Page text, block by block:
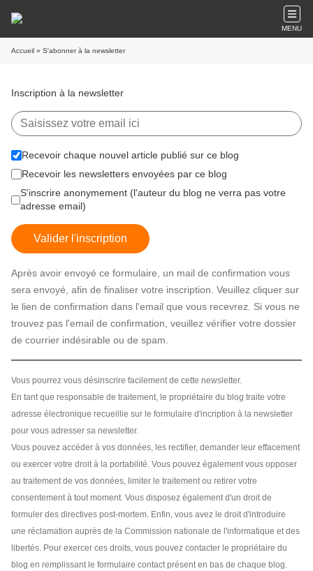
MENU
Accueil » S'abonner à la newsletter
Inscription à la newsletter
Recevoir chaque nouvel article publié sur ce blog
Recevoir les newsletters envoyées par ce blog
S'inscrire anonymement (l'auteur du blog ne verra pas votre
adresse email)
Valider l'inscription
Après avoir envoyé ce formulaire, un mail de confirmation vous
sera envoyé, afin de finaliser votre inscription. Veuillez cliquer sur
le lien de confirmation dans l'email que vous recevrez. Si vous ne
trouvez pas l'email de confirmation, veuillez vérifier votre dossier
de courrier indésirable ou de spam.
Vous pourrez vous désinscrire facilement de cette newsletter.
En tant que responsable de traitement, le propriétaire du blog traite votre
adresse électronique recueillie sur le formulaire d'incription à la newsletter
pour vous adresser sa newsletter.
Vous pouvez accéder à vos données, les rectifier, demander leur effacement
ou exercer votre droit à la portabilité. Vous pouvez également vous opposer
au traitement de vos données, limiter le traitement ou retirer votre
consentement à tout moment. Vous disposez également d'un droit de
formuler des directives post-mortem. Enfin, vous avez le droit d'introduire
une réclamation auprès de la Commission nationale de l'informatique et des
libertés. Pour exercer ces droits, vous pouvez contacter le propriétaire du
blog en remplissant le formulaire contact présent en bas de chaque blog.